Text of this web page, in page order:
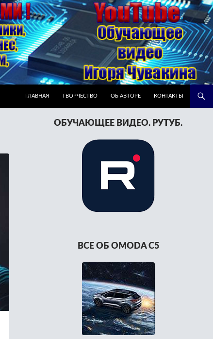
ГЛАВНАЯ
ТВОРЧЕСТВО ОБ АВТОРЕ КОНТАКТЫ
ОБУЧАЮЩЕЕ ВИДЕО. РУТУБ.
ВСЕ ОБ OMODA C5